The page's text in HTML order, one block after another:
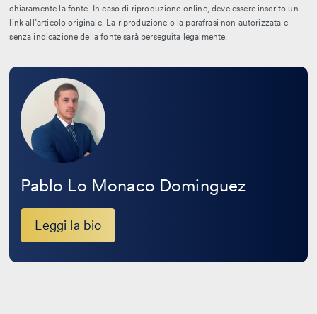
chiaramente la fonte. In caso di riproduzione online, deve essere inserito un
link all’articolo originale. La riproduzione o la parafrasi non autorizzata e
senza indicazione della fonte sarà perseguita legalmente.
Pablo Lo Monaco Dominguez
Leggi la bio
Leggi
bio